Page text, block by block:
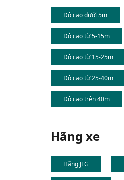
Độ cao dưới 5m
Độ cao từ 5-15m
Độ cao từ 15-25m
Độ cao từ 25-40m
Độ cao trên 40m
Hãng xe
Hãng JLG